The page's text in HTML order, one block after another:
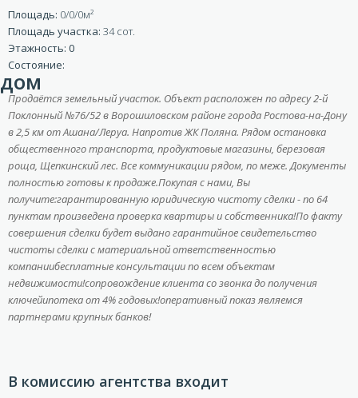
ВХОД ДЛЯ КЛИЕНТОВ
Площадь: 0/0/0
Площадь участка: 34 сот.
Этажность: 0
Состояние:
дом
Продаётся земельный участок. Объект расположен по адресу 2-й
Поклонный №76/52 в Ворошиловском районе города Ростова-на-Дону
в 2,5 км от Ашана/Леруа. Напротив ЖК Поляна. Рядом остановка
общественного транспорта, продуктовые магазины, березовая
роща, Щепкинский лес. Все коммуникации рядом, по меже. Документы
полностью готовы к продаже.Покупая с нами, Вы
получите:гарантированную юридическую чистоту сделки - по 64
пунктам произведена проверка квартиры и собственника!По факту
совершения сделки будет выдано гарантийное свидетельство
чистоты сделки с материальной ответственностью
компаниибесплатные консультации по всем объектам
недвижимости!сопровождение клиента со звонка до получения
ключейипотека от 4% годовых!оперативный показ являемся
партнерами крупных банков!
В комиссию агентства входит